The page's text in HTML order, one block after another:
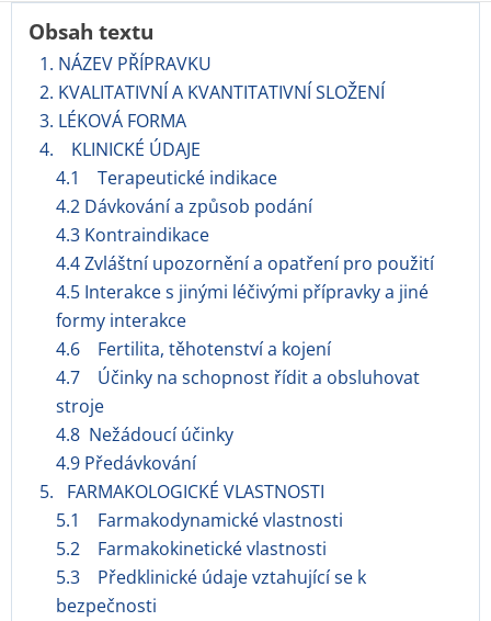
Obsah textu
1. NÁZEV PŘÍPRAVKU
2. KVALITATIVNÍ A KVANTITATIVNÍ SLOŽENÍ
3. LÉKOVÁ FORMA
4. KLINICKÉ ÚDAJE
4.1 Terapeutické indikace
4.2 Dávkování a způsob podání
4.3 Kontraindikace
4.4 Zvláštní upozornění a opatření pro použití
4.5 Interakce s jinými léčivými přípravky a jiné
formy interakce
4.6 Fertilita, těhotenství a kojení
4.7 Účinky na schopnost řídit a obsluhovat
stroje
4.8 Nežádoucí účinky
4.9 Předávkování
5. FARMAKOLOGICKÉ VLASTNOSTI
5.1 Farmakodynamické vlastnosti
5.2 Farmakokinetické vlastnosti
5.3 Předklinické údaje vztahující se k
bezpečnosti